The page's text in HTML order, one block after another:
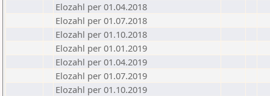
Elozahl per 01.04.2018
Elozahl per 01.07.2018
Elozahl per 01.10.2018
Elozahl per 01.01.2019
Elozahl per 01.04.2019
Elozahl per 01.07.2019
Elozahl per 01.10.2019